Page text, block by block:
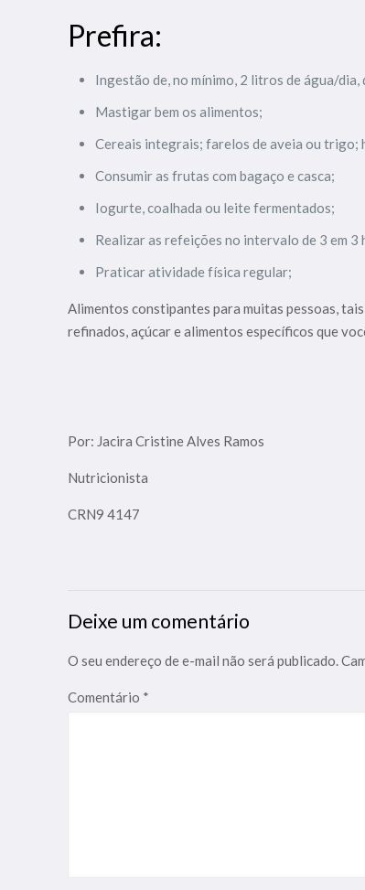
Prefira:
Ingestão de, no mínimo, 2 litros de água/
Mastigar bem os alimentos;
Cereais integrais; farelos de aveia ou trigo;
Consumir as frutas com bagaço e casca;
Iogurte, coalhada ou leite fermentados;
Realizar as refeições no intervalo de 3 em 3
Praticar atividade física regular;
Alimentos constipantes para muitas pessoas,
refinados, açúcar e alimentos específicos que
Por: Jacira Cristine Alves Ramos
Nutricionista
CRN9 4147
Deixe um comentário
O seu endereço de e-mail não será publicado.
Comentário *